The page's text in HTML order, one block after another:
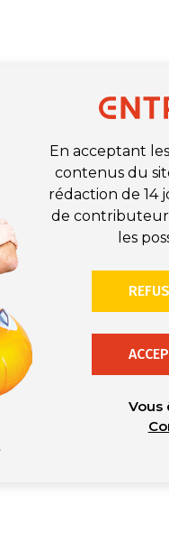
En acceptant
contenus du
rédaction de 14
de
les
Vous